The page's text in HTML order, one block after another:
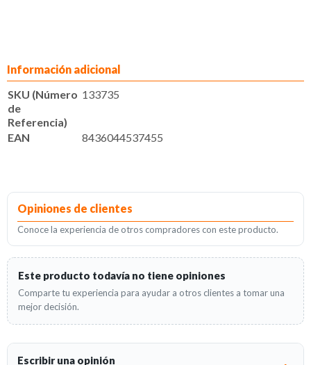
Información adicional
SKU (Número
de
Referencia)
133735
EAN 8436044537455
Opiniones de clientes
Conoce la experiencia de otros compradores con este producto.
Este producto todavía no tiene opiniones
Comparte tu experiencia para ayudar a otros clientes a tomar una
mejor decisión.
Escribir una opinión